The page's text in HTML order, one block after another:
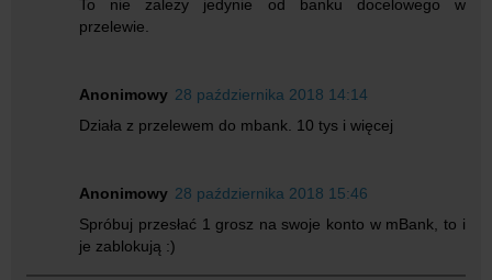
To nie zależy jedynie od banku docelowego w
przelewie.
Anonimowy 28 października 2018 14:14
Działa z przelewem do mbank. 10 tys i więcej
Anonimowy 28 października 2018 15:46
Spróbuj przesłać 1 grosz na swoje konto w mBank, to i
je zablokują :)